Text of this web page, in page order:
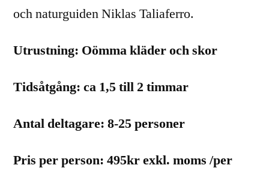
och naturguiden Niklas Taliaferro.
Utrustning: Oömma kläder och skor
Tidsåtgång: ca 1,5 till 2 timmar
Antal deltagare: 8-25 personer
Pris per person: 495kr exkl. moms /per